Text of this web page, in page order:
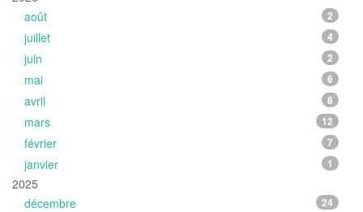
août
2
juillet 4
juin 2
mai 6
avril 8
mars 12
février 7
janvier 1
2025
décembre
24